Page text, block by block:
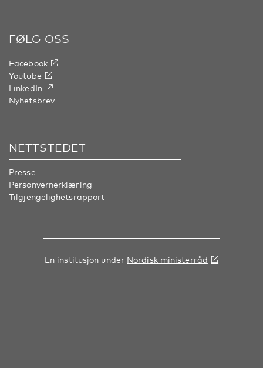
FØLG OSS
Facebook
Youtube
LinkedIn
Nyhetsbrev
NETTSTEDET
Presse
Personvernerklæring
Tilgjengelighetsrapport
En institusjon under Nordisk ministerråd